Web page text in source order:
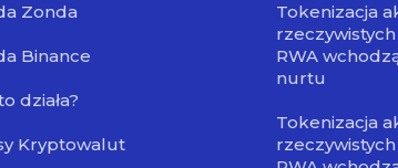
Zonda
Binance
działa?
Kryptowalut
Tokenizacja
RWA
nurtu
Tokenizacja